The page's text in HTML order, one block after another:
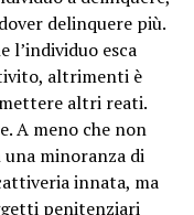
delinquere più.
l’individuo esca
altrimenti è
altri reati.
A meno che non
minoranza di
innata, ma
penitenziari